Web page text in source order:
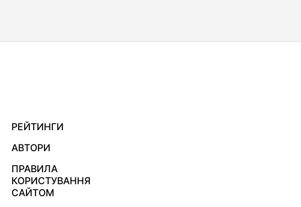
РЕЙТИНГИ
АВТОРИ
ПРАВИЛА
КОРИСТУВАННЯ
САЙТОМ